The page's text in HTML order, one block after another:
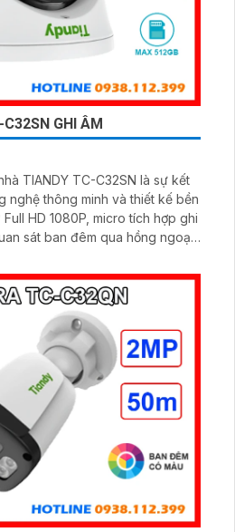
GHI ÂM
TIANDY TC-C32SN là sự kết
nghệ thông minh và thiết kế bền
sát ban đêm qua hồng ngoại
sát liên tục và chất lượng cao,
chống bụi nước vỏ kim loại